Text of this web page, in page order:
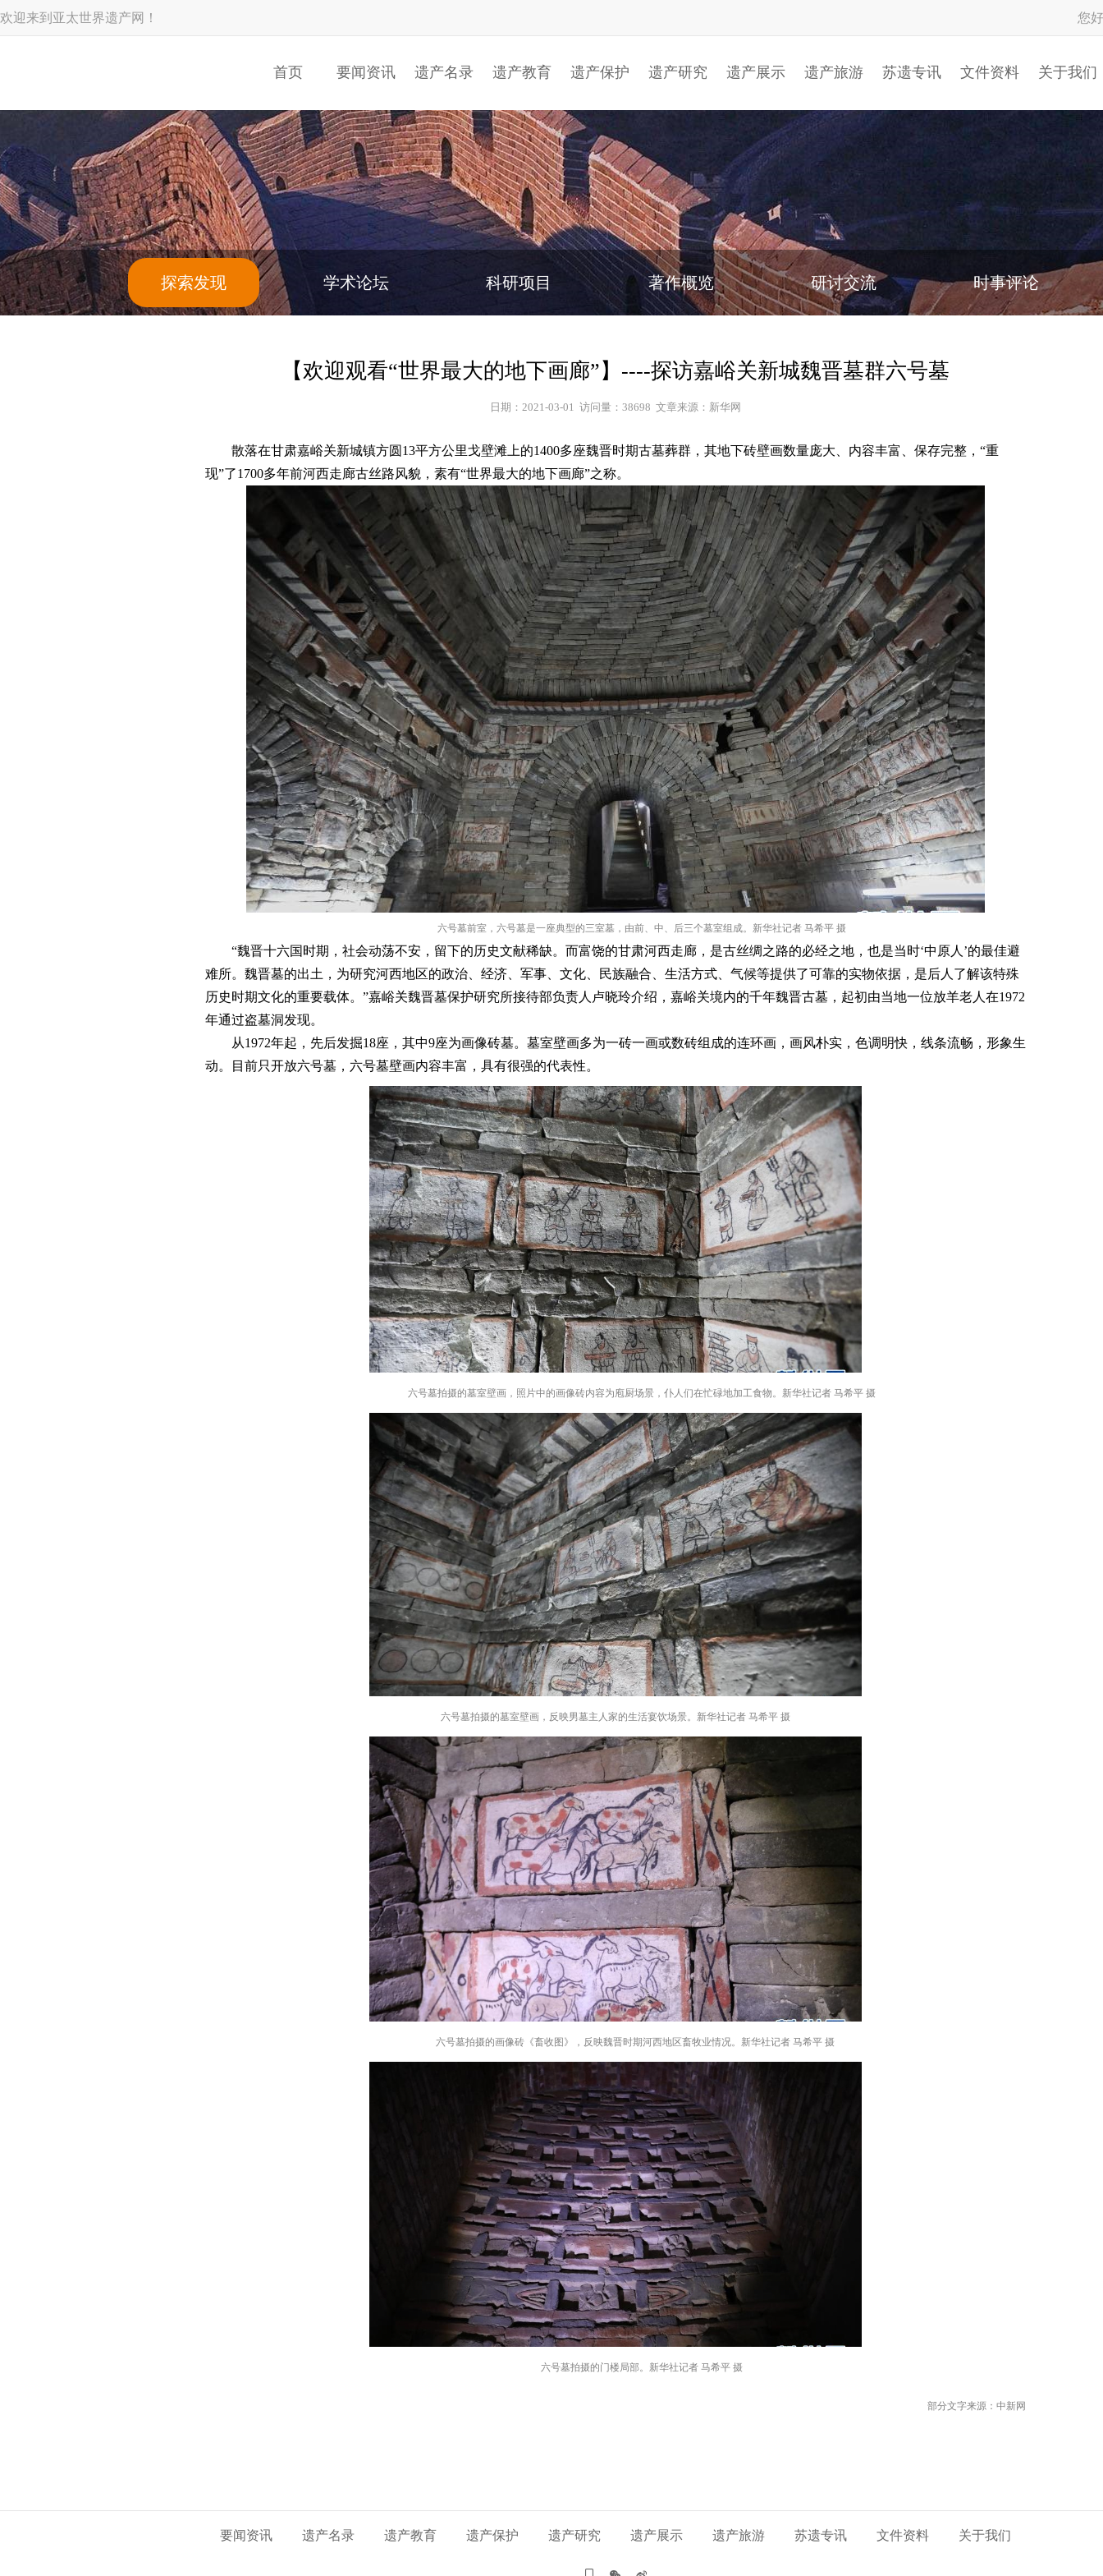
欢迎来到亚太世界遗产网！ 您
首页 要闻资讯 遗产名录 遗产教育 遗产保护 遗产研究 遗产展示 遗产旅游 苏遗专讯 文件资料 关于我们
探索发现 学术论坛 科研项目 著作概览 研讨交流 时事评论
【欢迎观看“世界最大的地下画廊”】----探访嘉峪关新城魏晋墓群六号墓
日期：2021-03-01  访问量：38698  文章来源：新华网
散落在甘肃嘉峪关新城镇方圆13平方公里戈壁滩上的1400多座魏晋时期古墓葬群，其地下砖壁画数量庞大、内容丰富、保存完整，“重
现”了1700多年前河西走廊古丝路风貌，素有“世界最大的地下画廊”之称。
六号墓前室，六号墓是一座典型的三室墓，由前、中、后三个墓室组成。新华社记者 马希平 摄
“魏晋十六国时期，社会动荡不安，留下的历史文献稀缺。而富饶的甘肃河西走廊，是古丝绸之路的必经之地，也是当时‘中原人’的最佳避
难所。魏晋墓的出土，为研究河西地区的政治、经济、军事、文化、民族融合、生活方式、气候等提供了可靠的实物依据，是后人了解该特殊
历史时期文化的重要载体。”嘉峪关魏晋墓保护研究所接待部负责人卢晓玲介绍，嘉峪关境内的千年魏晋古墓，起初由当地一位放羊老人在1972
年通过盗墓洞发现。
从1972年起，先后发掘18座，其中9座为画像砖墓。墓室壁画多为一砖一画或数砖组成的连环画，画风朴实，色调明快，线条流畅，形象生
动。目前只开放六号墓，六号墓壁画内容丰富，具有很强的代表性。
六号墓拍摄的墓室壁画，照片中的画像砖内容为庖厨场景，仆人们在忙碌地加工食物。新华社记者 马希平 摄
六号墓拍摄的墓室壁画，反映男墓主人家的生活宴饮场景。新华社记者 马希平 摄
六号墓拍摄的画像砖《畜收图》，反映魏晋时期河西地区畜牧业情况。新华社记者 马希平 摄
六号墓拍摄的门楼局部。新华社记者 马希平 摄
部分文字来源：中新网
要闻资讯 遗产名录 遗产教育 遗产保护 遗产研究 遗产展示 遗产旅游 苏遗专讯 文件资料 关于我们